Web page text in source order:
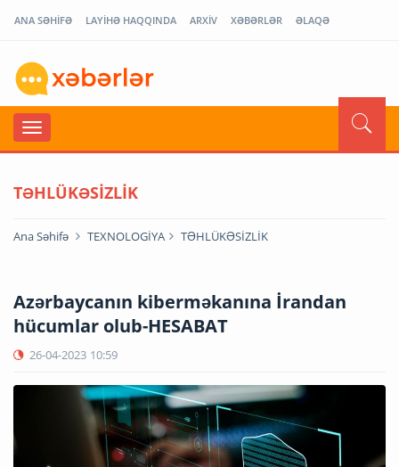
ANA SƏHİFƏ LAYİHƏ HAQQINDA ARXİV XƏBƏRLƏR ƏLAQƏ
TƏHLÜKƏSİZLİK
Ana Səhifə TEXNOLOGİYA TƏHLÜKƏSİZLİK
Azərbaycanın kiberməkanına İrandan
hücumlar olub-HESABAT
26-04-2023 10:59